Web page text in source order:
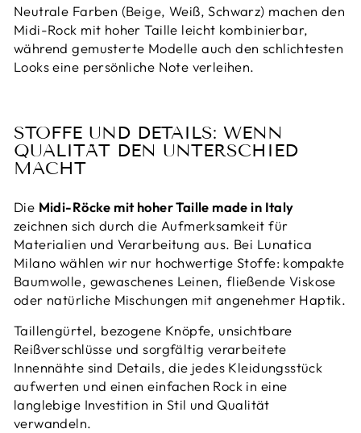
Neutrale Farben (Beige, Weiß, Schwarz) machen den
Midi-Rock mit hoher Taille leicht kombinierbar,
während gemusterte Modelle auch den schlichtesten
Looks eine persönliche Note verleihen.
STOFFE UND DETAILS: WENN
QUALITÄT DEN UNTERSCHIED
MACHT
Die Midi-Röcke mit hoher Taille made in Italy
zeichnen sich durch die Aufmerksamkeit für
Materialien und Verarbeitung aus. Bei Lunatica
Milano wählen wir nur hochwertige Stoffe: kompakte
Baumwolle, gewaschenes Leinen, fließende Viskose
oder natürliche Mischungen mit angenehmer Haptik.
Taillengürtel, bezogene Knöpfe, unsichtbare
Reißverschlüsse und sorgfältig verarbeitete
Innennähte sind Details, die jedes Kleidungsstück
aufwerten und einen einfachen Rock in eine
langlebige Investition in Stil und Qualität
verwandeln.